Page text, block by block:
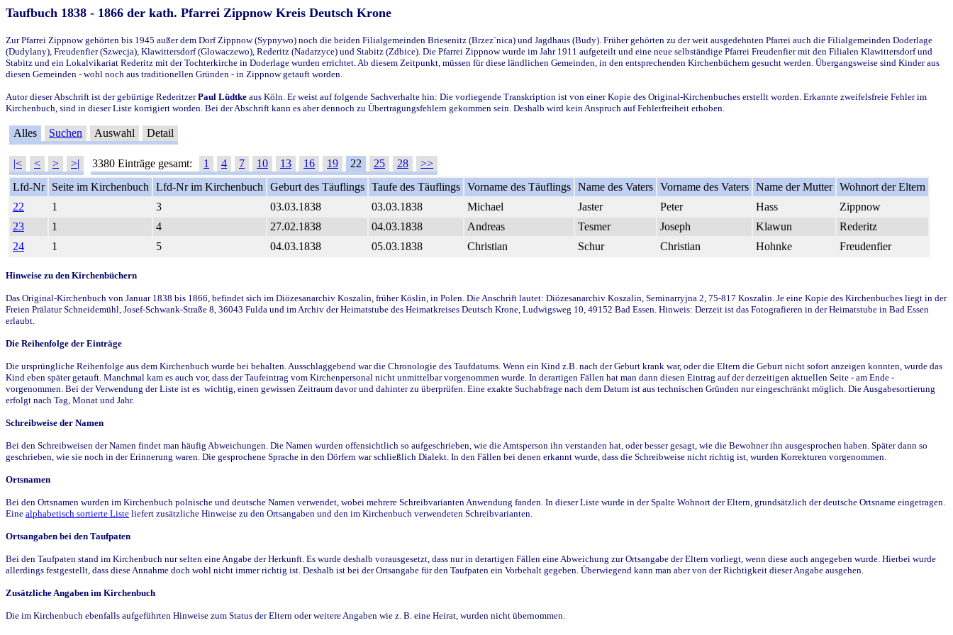
Taufbuch 1838 - 1866 der kath. Pfarrei Zippnow Kreis Deutsch Krone
Zur Pfarrei Zippnow gehörten bis 1945 außer dem Dorf Zippnow (Sypnywo) noch die beiden Filialgemeinden Briesenitz (Brzez`nica) und Jagdhaus (Budy). Früher gehörten zu der weit ausgedehnten Pfarrei auch die Filialgemeinden Doderlage
(Dudylany), Freudenfier (Szwecja), Klawittersdorf (Glowaczewo), Rederitz (Nadarzyce) und Stabitz (Zdbice). Die Pfarrei Zippnow wurde im Jahr 1911 aufgeteilt und eine neue selbständige Pfarrei Freudenfier mit den Filialen Klawittersdorf und
Stabitz und ein Lokalvikariat Rederitz mit der Tochterkirche in Doderlage wurden errichtet. Ab diesem Zeitpunkt, müssen für diese ländlichen Gemeinden, in den entsprechenden Kirchenbüchern gesucht werden. Übergangsweise sind Kinder aus
diesen Gemeinden - wohl noch aus traditionellen Gründen - in Zippnow getauft worden.
Autor dieser Abschrift ist der gebürtige RederitzerPaul Lüdtke aus Köln. Er weist auf folgende Sachverhalte hin: Die vorliegende Transkription ist von einer Kopie des Original-Kirchenbuches erstellt worden. Erkannte zweifelsfreie Fehler im
Kirchenbuch, sind in dieser Liste korrigiert worden. Bei der Abschrift kann es aber dennoch zu Übertragungsfehlern gekommen sein. Deshalb wird kein Anspruch auf Fehlerfreiheit erhoben.
Alles Suchen Auswahl Detail
|< < > >| 3380 Einträge gesamt: 1 4 7 10 13 16 19 22 25 28
>>
Lfd-Nr
Seite im Kirchenbuch Lfd-Nr im Kirchenbuch Geburt des Täuflings Taufe des Täuflings Vorname des Täuflings Name des Vaters Vorname des Vaters Name der Mutter Wohnort der Eltern
22
1 3 03.03.1838 03.03.1838 Michael Jaster Peter Hass
Zippnow
23
1 4 27.02.1838 04.03.1838 Andreas Tesmer Joseph Klawun
Rederitz
24
1 5 04.03.1838 05.03.1838 Christian Schur Christian Hohnke Freudenfier
Hinweise zu den Kirchenbüchern
Das Original-Kirchenbuch von Januar 1838 bis 1866, befindet sich im Diözesanarchiv Koszalin, früher Köslin, in Polen. Die Anschrift lautet: Diözesanarchiv Koszalin, Seminarryjna 2, 75-817 Koszalin. Je eine Kopie des Kirchenbuches liegt in der
Freien Prälatur Schneidemühl, Josef-Schwank-Straße 8, 36043 Fulda und im Archiv der Heimatstube des Heimatkreises Deutsch Krone, Ludwigsweg 10, 49152 Bad Essen. Hinweis: Derzeit ist das Fotografieren in der Heimatstube in Bad Essen
erlaubt.
Die Reihenfolge der Einträge
Die ursprüngliche Reihenfolge aus dem Kirchenbuch wurde bei behalten. Ausschlaggebend war die Chronologie des Taufdatums. Wenn ein Kind z.B. nach der Geburt krank war, oder die Eltern die Geburt nicht sofort anzeigen konnten, wurde das
Kind eben später getauft. Manchmal kam es auch vor, dass der Taufeintrag vom Kirchenpersonal nicht unmittelbar vorgenommen wurde. In derartigen Fällen hat man dann diesen Eintrag auf der derzeitigen aktuellen Seite - am Ende -
vorgenommen. Bei der Verwendung der Liste ist es wichtig, einen gewissen Zeitraum davor und dahinter zu überprüfen. Eine exakte Suchabfrage nach dem Datum ist aus technischen Gründen nur eingeschränkt möglich. Die Ausgabesortierung
erfolgt nach Tag, Monat und Jahr.
Schreibweise der Namen
Bei den Schreibweisen der Namen findet man häufig Abweichungen. Die Namen wurden offensichtlich so aufgeschrieben, wie die Amtsperson ihn verstanden hat, oder besser gesagt, wie die Bewohner ihn ausgesprochen haben. Später dann so
geschrieben, wie sie noch in der Erinnerung waren. Die gesprochene Sprache in den Dörfern war schließlich Dialekt. In den Fällen bei denen erkannt wurde, dass die Schreibweise nicht richtig ist, wurden Korrekturen vorgenommen.
Ortsnamen
Bei den Ortsnamen wurden im Kirchenbuch polnische und deutsche Namen verwendet, wobei mehrere Schreibvarianten Anwendung fanden. In dieser Liste wurde in der Spalte Wohnort der Eltern, grundsätzlich der deutsche Ortsname eingetragen.
Eine alphabetisch sortierte Liste liefert zusätzliche Hinweise zu den Ortsangaben und den im Kirchenbuch verwendeten Schreibvarianten.
Ortsangaben bei den Taufpaten
Bei den Taufpaten stand im Kirchenbuch nur selten eine Angabe der Herkunft. Es wurde deshalb vorausgesetzt, dass nur in derartigen Fällen eine Abweichung zur Ortsangabe der Eltern vorliegt, wenn diese auch angegeben wurde. Hierbei wurde
allerdings festgestellt, dass diese Annahme doch wohl nicht immer richtig ist. Deshalb ist bei der Ortsangabe für den Taufpaten ein Vorbehalt gegeben. Überwiegend kann man aber von der Richtigkeit dieser Angabe ausgehen.
Zusätzliche Angaben im Kirchenbuch
Die im Kirchenbuch ebenfalls aufgeführten Hinweise zum Status der Eltern oder weitere Angaben wie z. B. eine Heirat, wurden nicht übernommen.